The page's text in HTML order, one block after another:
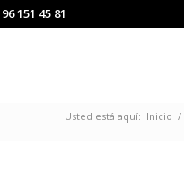
96 151 45 81
Usted está aquí: Inicio /